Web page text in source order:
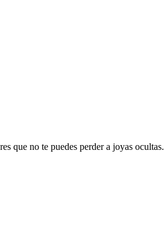
que no te puedes perder a joyas ocultas.